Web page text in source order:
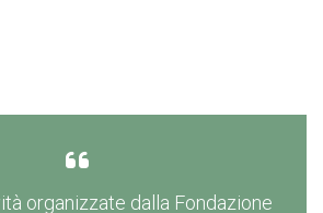
organizzate dalla Fondazione